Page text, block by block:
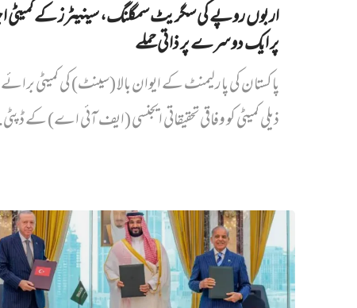
اربوں روپے کی سگریٹ سمگلنگ، سینیٹرز کے کمیٹی
پر ایک دوسرے پر ذاتی حملے
پاکستان کی پارلیمنٹ کے ایوان بالا (سینٹ) کی کمیٹی برائے
ذیلی کمیٹی کو وفاقی تحقیقاتی ایجنسی (ایف آئی اے) کے